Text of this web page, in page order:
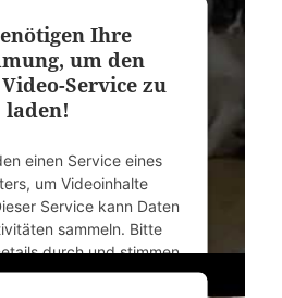
Ihre
um den
Service zu
laden!
einen Service eines
um Videoinhalte
Service kann Daten
sammeln. Bitte
durch und stimmen
des Service zu, um